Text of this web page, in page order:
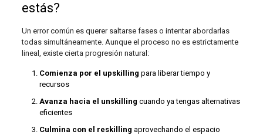
estás?
Un error común es querer saltarse fases o intentar abordarlas
todas simultáneamente. Aunque el proceso no es estrictamente
lineal, existe cierta progresión natural:
Comienza por el upskilling para liberar tiempo y
recursos
Avanza hacia el unskilling cuando ya tengas alternativas
eficientes
Culmina con el reskilling aprovechando el espacio